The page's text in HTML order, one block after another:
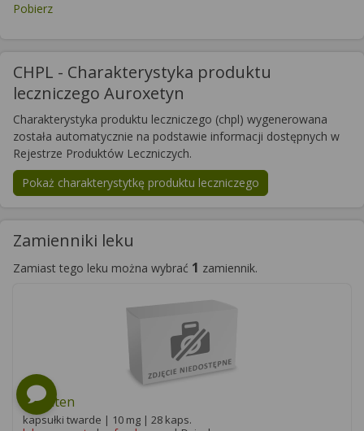
Pobierz
CHPL - Charakterystyka produktu
leczniczego Auroxetyn
Charakterystyka produktu leczniczego (chpl) wygenerowana
została automatycznie na podstawie informacji dostępnych w
Rejestrze Produktów Leczniczych.
Pokaż charakterystytkę produktu leczniczego
Zamienniki leku
Zamiast tego leku można wybrać 1 zamiennik.
Konaten
kapsułki twarde | 10 mg | 28 kaps.